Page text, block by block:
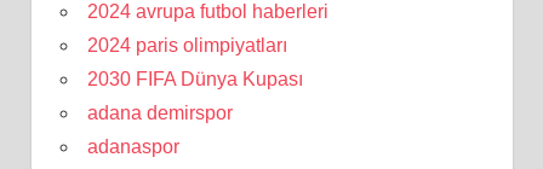
2024 avrupa futbol haberleri
2024 paris olimpiyatları
2030 FIFA Dünya Kupası
adana demirspor
adanaspor